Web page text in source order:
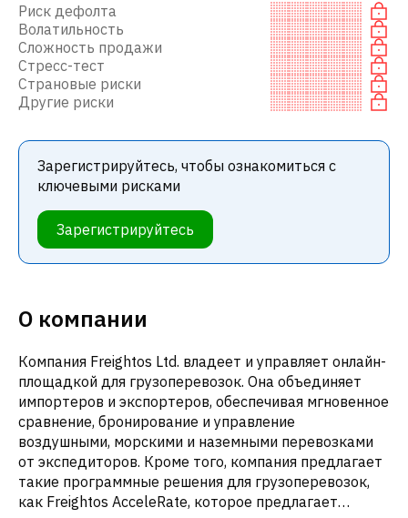
Риск дефолта
Волатильность
Сложность продажи
Стресс-тест
Страновые риски
Другие риски
Зарегистрируйтесь, чтобы ознакомиться с
ключевыми рисками
Зарегистрируйтесь
О компании
Компания Freightos Ltd. владеет и управляет онлайн-
площадкой для грузоперевозок. Она объединяет
импортеров и экспортеров, обеспечивая мгновенное
сравнение, бронирование и управление
воздушными, морскими и наземными перевозками
от экспедиторов. Кроме того, компания предлагает
такие программные решения для грузоперевозок,
как Freightos AcceleRate, которое предлагает